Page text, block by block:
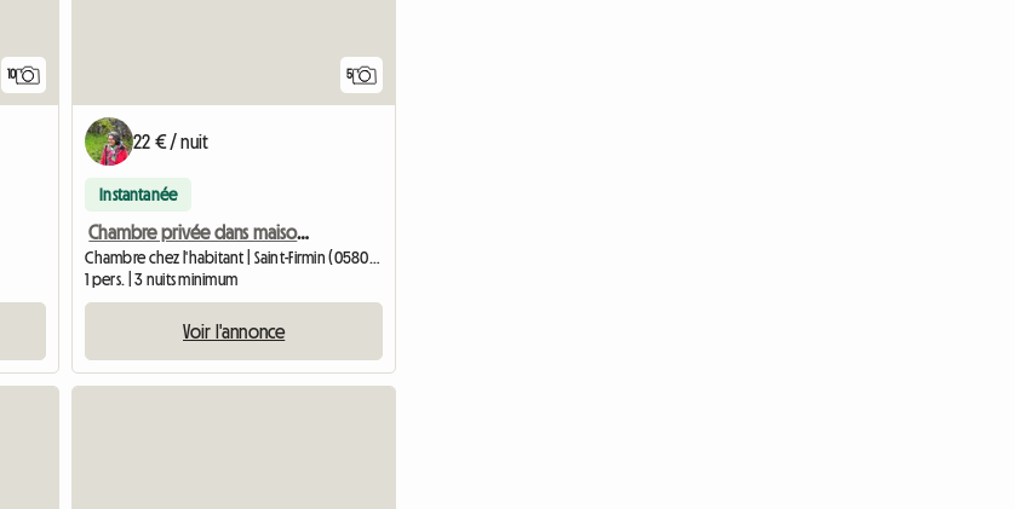
10 5
22 € / nuit
Instantanée
Chambre privée dans maison individuelle
Chambre chez l'habitant | Saint-Firmin (05800) | 20 M2
1 pers. | 3 nuits minimum
Voir l'annonce